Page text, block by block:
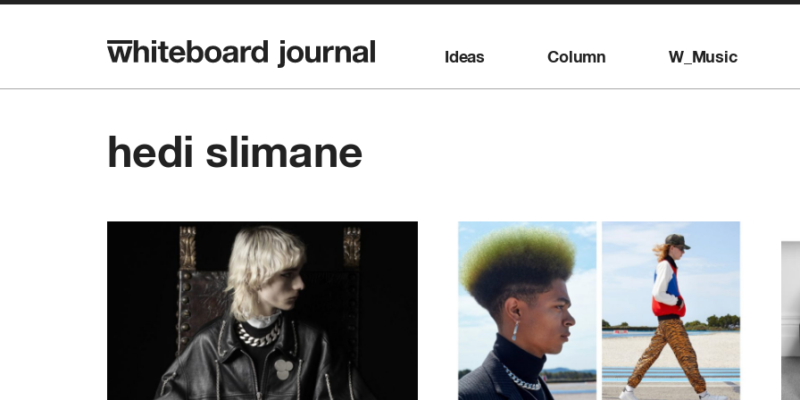
Ideas Column W_Music
hedi slimane